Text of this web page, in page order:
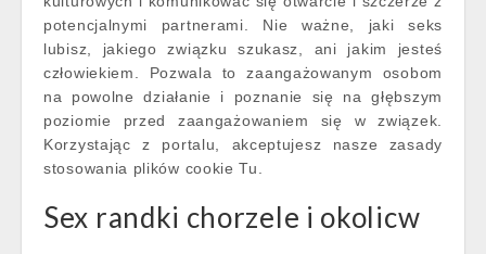
potencjalnymi partnerami. Nie ważne, jaki seks
lubisz, jakiego związku szukasz, ani jakim jesteś
człowiekiem. Pozwala to zaangażowanym osobom
na powolne działanie i poznanie się na głębszym
poziomie przed zaangażowaniem się w związek.
Korzystając z portalu, akceptujesz nasze zasady
stosowania plików cookie Tu.
Sex randki chorzele i okolicw